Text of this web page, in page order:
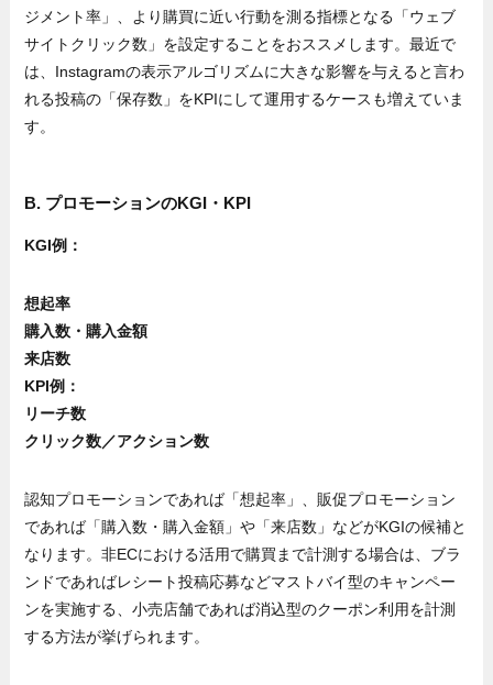
ジメント率」、より購買に近い行動を測る指標となる「ウェブ
サイトクリック数」を設定することをおススメします。最近で
は、Instagramの表示アルゴリズムに大きな影響を与えると言わ
れる投稿の「保存数」をKPIにして運用するケースも増えていま
す。
B. プロモーションのKGI・KPI
KGI例：
想起率
購入数・購入金額
来店数
KPI例：
リーチ数
クリック数／アクション数
認知プロモーションであれば「想起率」、販促プロモーション
であれば「購入数・購入金額」や「来店数」などがKGIの候補と
なります。非ECにおける活用で購買まで計測する場合は、ブラ
ンドであればレシート投稿応募などマストバイ型のキャンペー
ンを実施する、小売店舗であれば消込型のクーポン利用を計測
する方法が挙げられます。